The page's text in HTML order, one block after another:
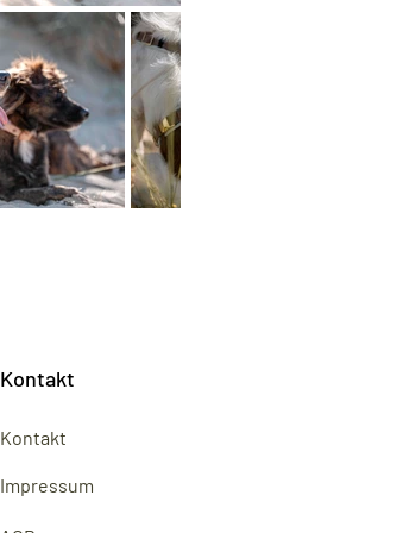
Kontakt
Kontakt
Impressum